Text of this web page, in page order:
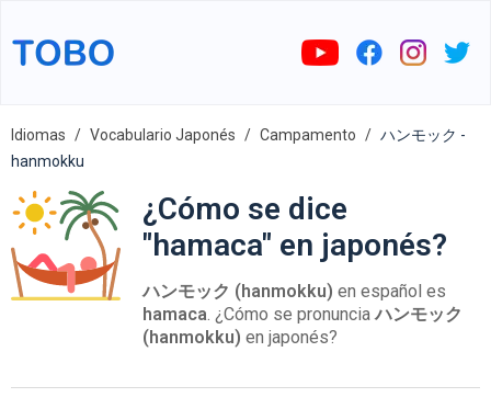
Idiomas Vocabulario Japonés Campamento
ハンモック -
hanmokku
¿Cómo se dice
"hamaca" en japonés?
ハンモック (hanmokku) en español es
hamaca. ¿Cómo se pronunciaハンモック
(hanmokku) en japonés?